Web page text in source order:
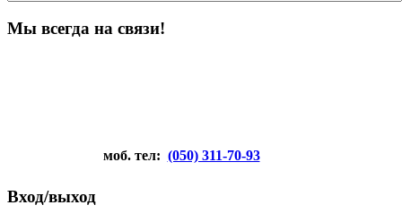
Мы всегда на связи!
моб. тел: (050) 311-70-93
Вход/выход